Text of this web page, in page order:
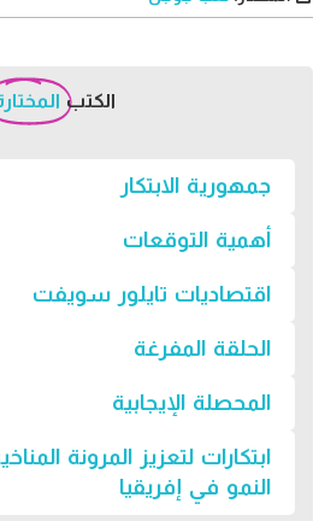
الكتب
جمهورية الابتكار
أهمية التوقعات
اقتصاديات تايلور سويفت
الحلقة المفرغة
المحصلة الإيجابية
ابتكارات لتعزيز المرونة
النمو في إفريقيا